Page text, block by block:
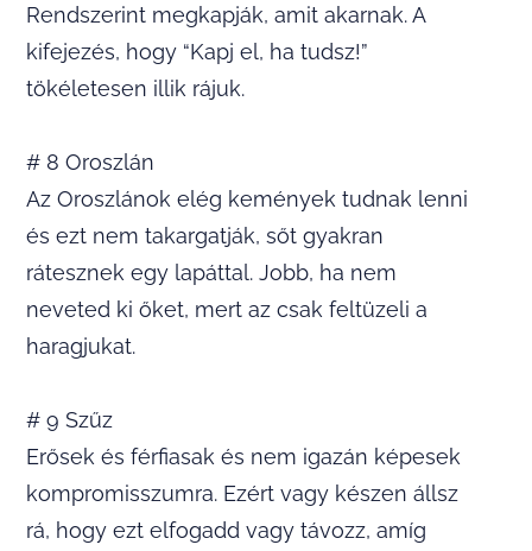
Rendszerint megkapják, amit akarnak. A
kifejezés, hogy “Kapj el, ha tudsz!”
tökéletesen illik rájuk.
# 8 Oroszlán
Az Oroszlánok elég kemények tudnak lenni
és ezt nem takargatják, sőt gyakran
rátesznek egy lapáttal. Jobb, ha nem
neveted ki őket, mert az csak feltüzeli a
haragjukat.
# 9 Szűz
Erősek és férfiasak és nem igazán képesek
kompromisszumra. Ezért vagy készen állsz
rá, hogy ezt elfogadd vagy távozz, amíg